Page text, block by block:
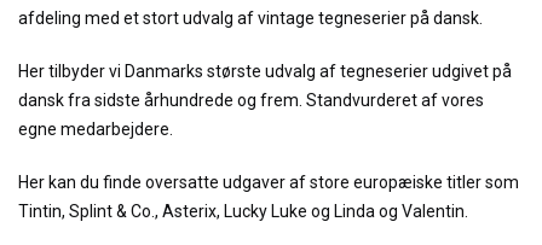
afdeling med et stort udvalg af vintage tegneserier på dansk.
Her tilbyder vi Danmarks største udvalg af tegneserier udgivet på
dansk fra sidste århundrede og frem. Standvurderet af vores
egne medarbejdere.
Her kan du finde oversatte udgaver af store europæiske titler som
Tintin, Splint & Co., Asterix, Lucky Luke og Linda og Valentin.